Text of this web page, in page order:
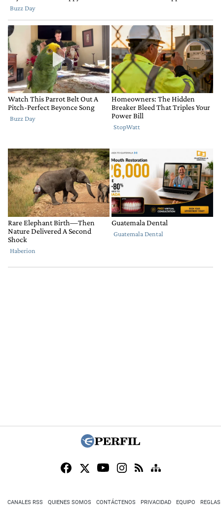
CANALES RSS QUIENES SOMOS CONTÁCTENOS PRIVACIDAD EQUIPO